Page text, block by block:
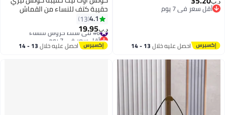
د.ب‏
أقل سعر في 7 يوم
أقل سعر في 7 يوم
احصل عليه خلال 13 - 14
حقيبة كتف للنساء من القماش
المميز حقيبة كروس بودي
4.1
13
د.ب‏19.95
#6 في شنط كروس للنساء
أقل سعر في 7 يوم
#6 في شنط كروس للنساء احصل عليه خلال 13 - 14